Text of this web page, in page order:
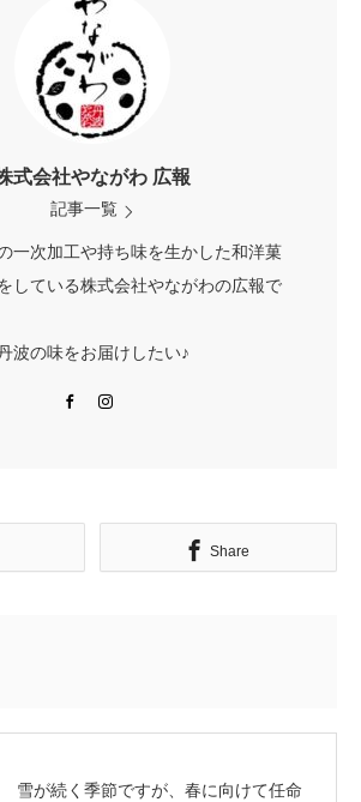
式会社やながわ 広報
記事一覧
一次加工や持ち味を生かした和洋菓
している株式会社やながわの広報で
波の味をお届けしたい♪
Share
雪が続く季節ですが、春に向けて任命